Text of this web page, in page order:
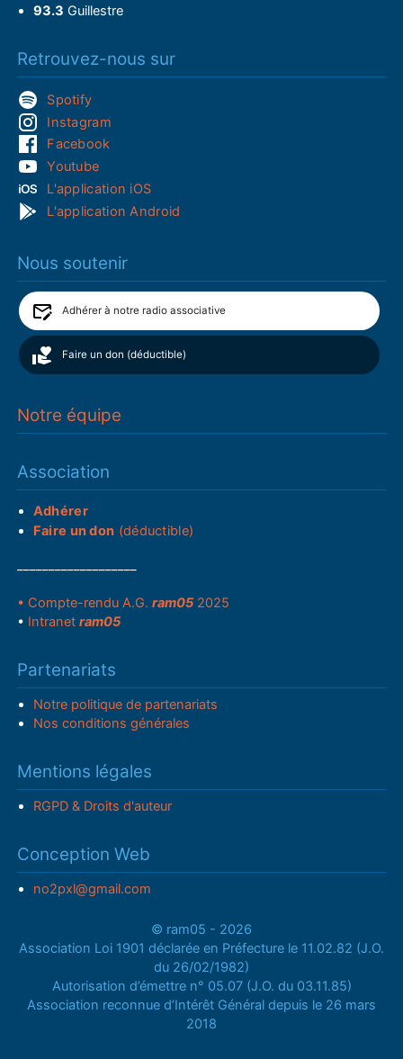
93.3 Guillestre
Retrouvez-nous sur
Spotify
Instagram
Facebook
Youtube
L'application iOS
L'application Android
Nous soutenir
Adhérer à notre radio associative
Faire un don (déductible)
Notre équipe
Association
Adhérer
Faire un don (déductible)
• Compte-rendu A.G.ram05 2025
• Intranetram05
Partenariats
Notre politique de partenariats
Nos conditions générales
Mentions légales
RGPD & Droits d'auteur
Conception Web
no2pxl@gmail.com
© ram05 - 2026
Association Loi 1901 déclarée en Préfecture le 11.02.82 (J.O.
du 26/02/1982)
Autorisation d’émettre n° 05.07 (J.O. du 03.11.85)
Association reconnue d’Intérêt Général depuis le 26 mars
2018